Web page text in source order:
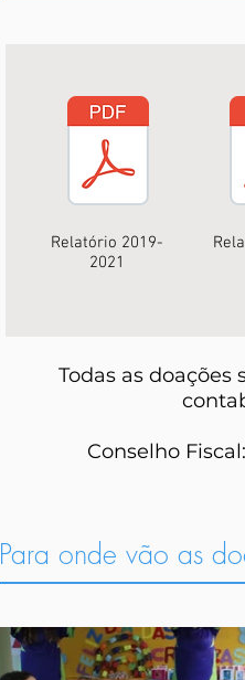
Relatório 2019-
2021
Todas as
Conselho Fiscal:
Para onde vão as